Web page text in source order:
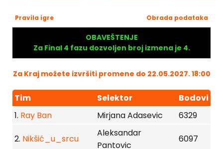
Pravila igre Obrada podataka
OBAVEŠTENJE
Za Final 4 fazu dozvoljen broj izmena je 4.
Za Kraj možete izvršiti promene do 22.05.2027. 18:00
Tim Selektor
Bodovi
1. Ray Ban Mirjana Adasevic 6329
2. Nikšić_u_srcu
Aleksandar
Pantovic
6097